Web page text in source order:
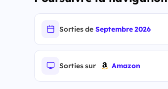
Sorties deSeptembre 2026
Sorties sur Amazon